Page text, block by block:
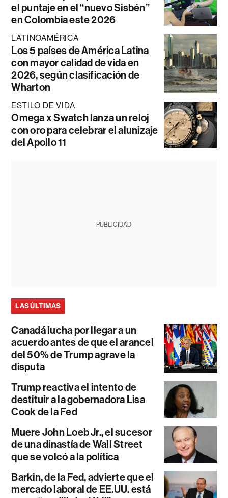
el puntaje en el “nuevo Sisbén”
en Colombia este 2026
LATINOAMÉRICA
Los 5 países de América Latina
con mayor calidad de vida en
2026, según clasificación de
Wharton
ESTILO DE VIDA
Omega x Swatch lanza un reloj
con oro para celebrar el alunizaje
del Apollo 11
PUBLICIDAD
LAS ÚLTIMAS
Canadá lucha por llegar a un
acuerdo antes de que el arancel
del 50% de Trump agrave la
disputa
Trump reactiva el intento de
destituir a la gobernadora Lisa
Cook de la Fed
Muere John Loeb Jr., el sucesor
de una dinastía de Wall Street
que se volcó a la política
Barkin, de la Fed, advierte que el
mercado laboral de EE.UU. está